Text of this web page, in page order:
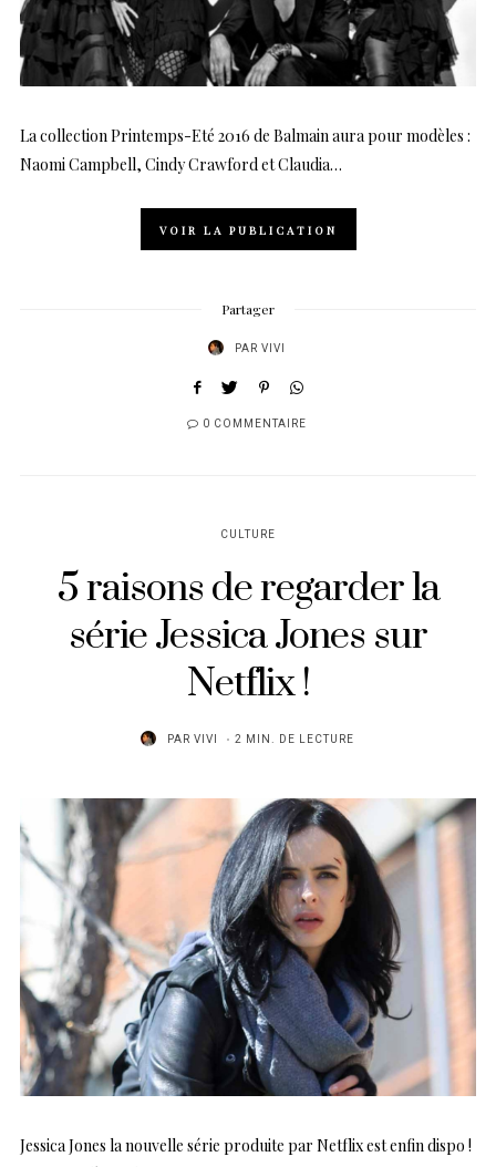
La collection Printemps-Eté 2016 de Balmain aura pour modèles :
Naomi Campbell, Cindy Crawford et Claudia…
VOIR LA PUBLICATION
Partager
PAR VIVI
0 COMMENTAIRE
CULTURE
5 raisons de regarder la
série Jessica Jones sur
Netflix !
PAR VIVI 2 MIN. DE LECTURE
Jessica Jones la nouvelle série produite par Netflix est enfin dispo !